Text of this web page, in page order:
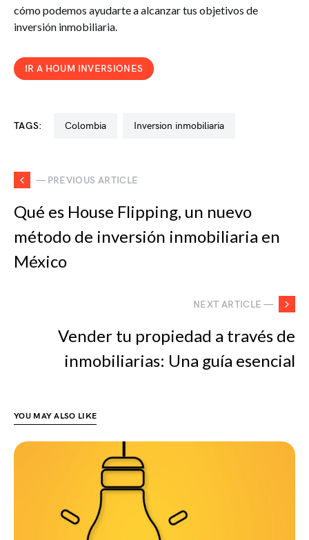
cómo podemos ayudarte a alcanzar tus objetivos de
inversión inmobiliaria.
IR A HOUM INVERSIONES
TAGS: colombia inversion inmobiliaria
— PREVIOUS ARTICLE
Qué es House Flipping, un nuevo
método de inversión inmobiliaria en
México
NEXT ARTICLE —
Vender tu propiedad a través de
inmobiliarias: Una guía esencial
YOU MAY ALSO LIKE